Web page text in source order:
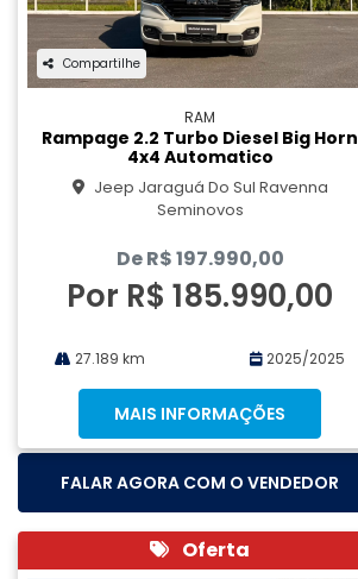
Compartilhe
RAM
Rampage 2.2 Turbo Diesel Big Horn
4x4 Automatico
Jeep Jaraguá Do Sul Ravenna
Seminovos
De R$ 197.990,00
Por R$ 185.990,00
27.189 km 2025/2025
MAIS INFORMAÇÕES
FALAR AGORA COM O VENDEDOR
Oferta